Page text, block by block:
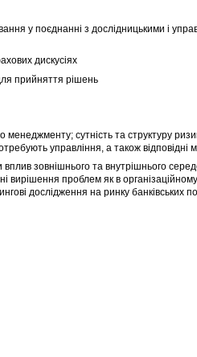
у поєднанні з дослідницькими і
дискусіях
прийняття рішень
менеджменту; сутність та структуру
управління, а також відповідні
вплив зовнішнього та внутрішнього
вирішення проблем як в
дослідження на ринку банківських